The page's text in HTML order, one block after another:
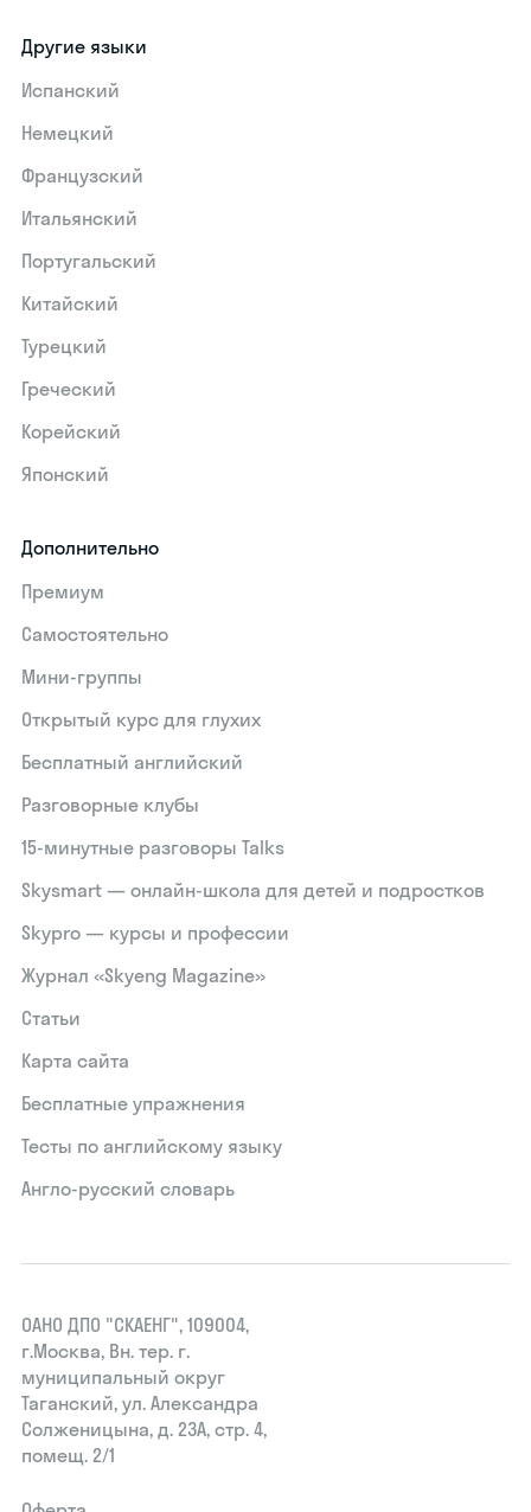
Другие языки
Испанский
Немецкий
Французский
Итальянский
Португальский
Китайский
Турецкий
Греческий
Корейский
Японский
Дополнительно
Премиум
Самостоятельно
Мини-группы
Открытый курс для глухих
Бесплатный английский
Разговорные клубы
15‑минутные разговоры Talks
Skysmart — онлайн-школа для детей и подростков
Skypro — курсы и профессии
Журнал «Skyeng Magazine»
Статьи
Карта сайта
Бесплатные упражнения
Тесты по английскому языку
Англо-русский словарь
ОАНО ДПО "СКАЕНГ", 109004,
г.Москва, Вн. тер. г.
муниципальный округ
Таганский, ул. Александра
Солженицына, д. 23А, стр. 4,
помещ. 2/1